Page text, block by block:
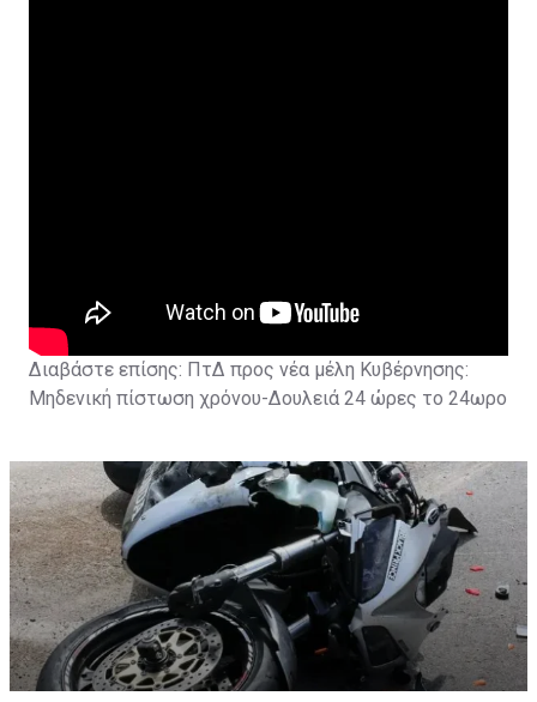
Διαβάστε επίσης: ΠτΔ προς νέα μέλη Κυβέρνησης:
Μηδενική πίστωση χρόνου-Δουλειά 24 ώρες το 24ωρο